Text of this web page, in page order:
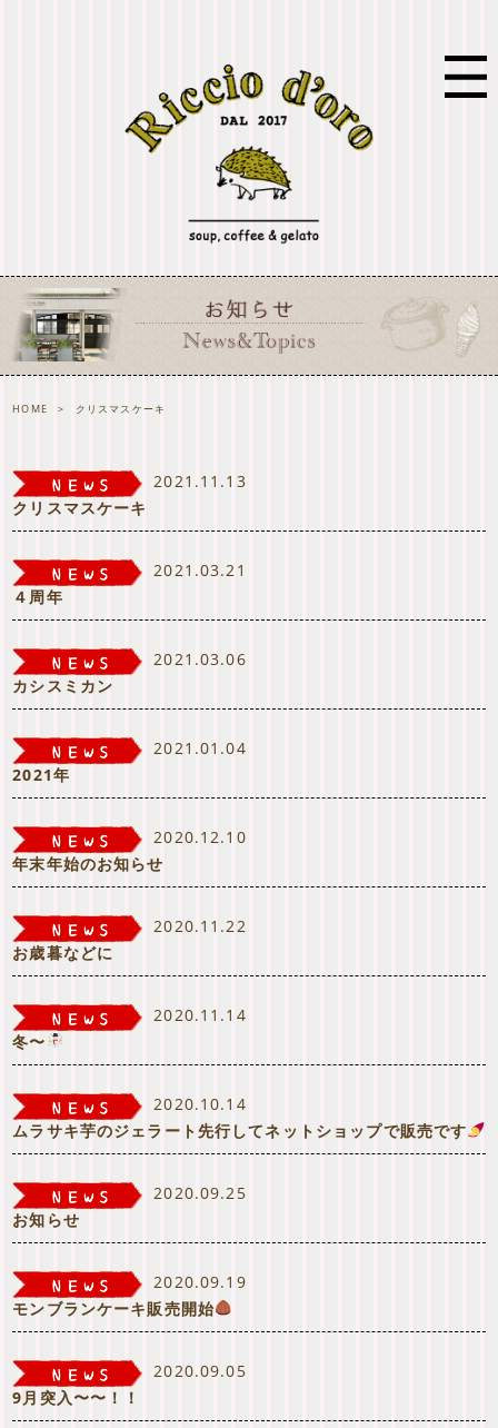
HOME > クリスマスケーキ
2021.11.13
クリスマスケーキ
2021.03.21
４周年
2021.03.06
カシスミカン
2021.01.04
2021年
2020.12.10
年末年始のお知らせ
2020.11.22
お歳暮などに
2020.11.14
冬〜
2020.10.14
ムラサキ芋のジェラート先行してネットショップで販売です
2020.09.25
お知らせ
2020.09.19
モンブランケーキ販売開始
2020.09.05
9月突入〜〜！！